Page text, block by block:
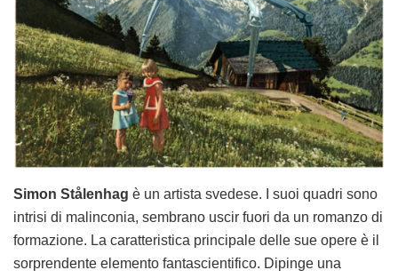
Simon Stålenhag è un artista svedese. I suoi quadri sono
intrisi di malinconia, sembrano uscir fuori da un romanzo di
formazione. La caratteristica principale delle sue opere è il
sorprendente elemento fantascientifico. Dipinge una